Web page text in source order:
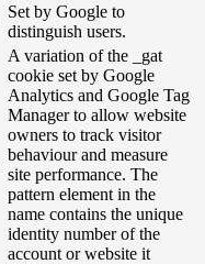
Set by Google to
distinguish users.
A variation of the _gat
cookie set by Google
Analytics and Google Tag
Manager to allow website
owners to track visitor
behaviour and measure
site performance. The
pattern element in the
name contains the unique
identity number of the
account or website it